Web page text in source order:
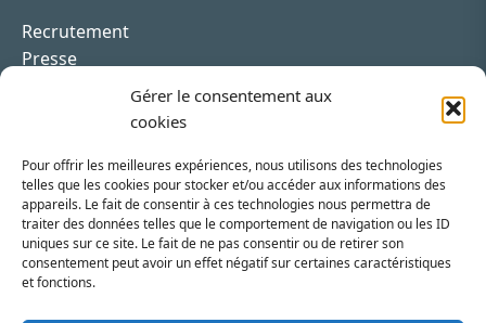
Gérer le consentement aux
cookies
Pour offrir les meilleures expériences, nous utilisons des technologies
telles que les cookies pour stocker et/ou accéder aux informations des
appareils. Le fait de consentir à ces technologies nous permettra de
traiter des données telles que le comportement de navigation ou les ID
uniques sur ce site. Le fait de ne pas consentir ou de retirer son
consentement peut avoir un effet négatif sur certaines caractéristiques
et fonctions.
Recrutement
Presse
Inscrivez-vous à la newsletter
Vous recevrez régulièrement les dernières actualités
du SRI.